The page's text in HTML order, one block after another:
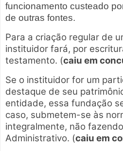
funcionamento custeado
de outras fontes.
Para a criação regular de
instituidor fará, por
testamento. (caiu em
Se o instituidor for um
destaque de seu
entidade, essa fundação
caso, submetem-se às
integralmente, não
Administrativo. (caiu em